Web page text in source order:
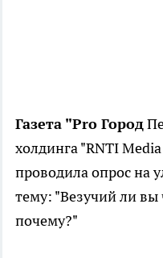
Газета "Pro Город
холдинга "RNTI
проводила опрос на
тему: "Везучий ли вы
почему?"